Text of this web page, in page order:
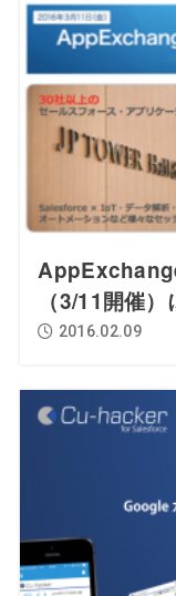
（3/11開催
2016.02.09